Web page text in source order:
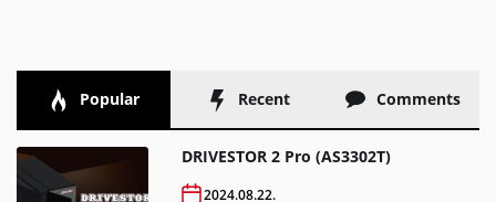
Popular Recent Comments
DRIVESTOR 2 Pro (AS3302T)
2024.08.22.